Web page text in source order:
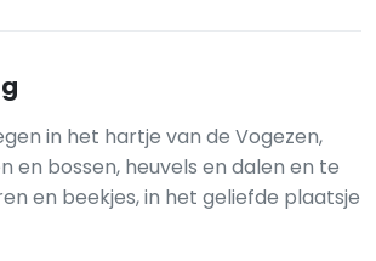
in het hartje van de Vogezen,
en bossen, heuvels en dalen en te
en beekjes, in het geliefde plaatsje